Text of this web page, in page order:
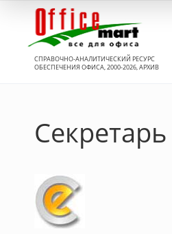
СПРАВОЧНО-АНАЛИТИЧЕСКИЙ РЕСУРС
ОБЕСПЕЧЕНИЯ ОФИСА, 2000-2026, АРХИВ
Секретарь